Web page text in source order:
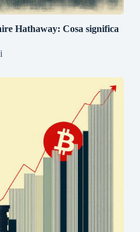
Hathaway: Cosa significa